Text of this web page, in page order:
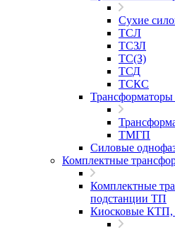
Сухие
ТСЛ
ТСЗЛ
ТС(З)
ТСД
ТСКС
Трансформаторы
ТМГП
Силовые
Комплектные
Комплектные
подстанции ТП
Киосковые